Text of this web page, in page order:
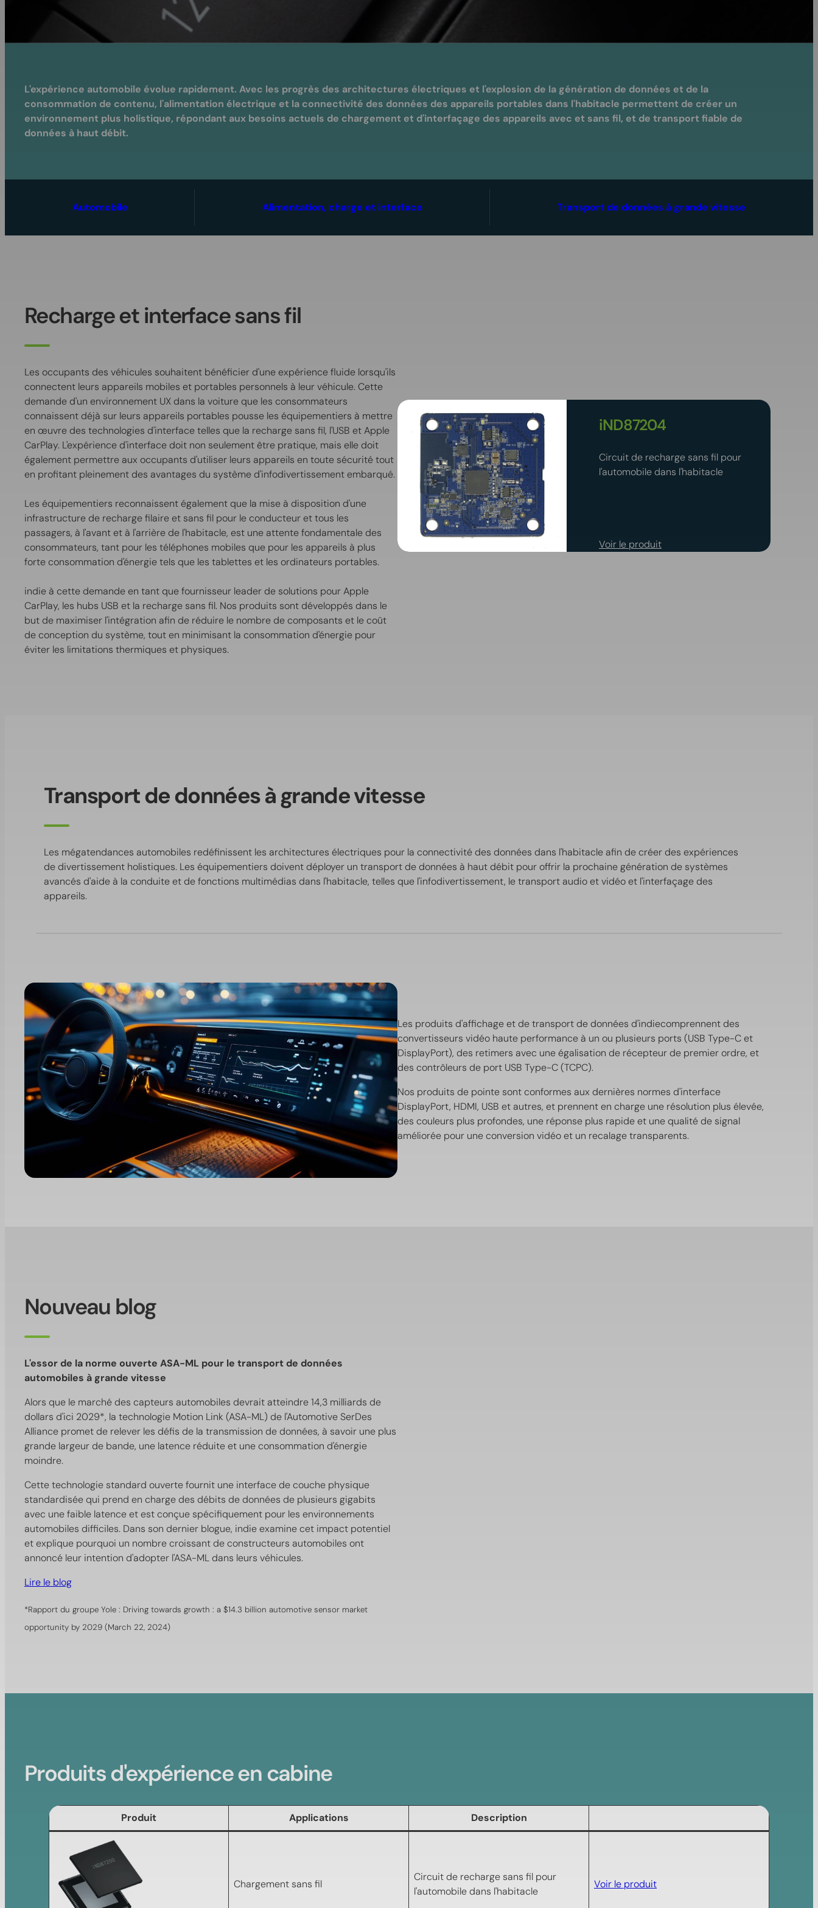
L'expérience automobile évolue rapidement. Avec les progrès des architectures électriques et l'explosion de la génération de données et de la
consommation de contenu, l'alimentation électrique et la connectivité des données des appareils portables dans l'habitacle permettent de créer un
environnement plus holistique, répondant aux besoins actuels de chargement et d'interfaçage des appareils avec et sans fil, et de transport fiable de
données à haut débit.
Automobile Alimentation, charge et interface Transport de données à grande vitesse
Recharge et interface sans fil
Les occupants des véhicules souhaitent bénéficier d'une expérience fluide lorsqu'ils
connectent leurs appareils mobiles et portables personnels à leur véhicule. Cette
demande d'un environnement UX dans la voiture que les consommateurs
connaissent déjà sur leurs appareils portables pousse les équipementiers à mettre
en œuvre des technologies d'interface telles que la recharge sans fil, l'USB et Apple
CarPlay. L'expérience d'interface doit non seulement être pratique, mais elle doit
également permettre aux occupants d'utiliser leurs appareils en toute sécurité tout
en profitant pleinement des avantages du système d'infodivertissement embarqué.
Les équipementiers reconnaissent également que la mise à disposition d'une
infrastructure de recharge filaire et sans fil pour le conducteur et tous les
passagers, à l'avant et à l'arrière de l'habitacle, est une attente fondamentale des
consommateurs, tant pour les téléphones mobiles que pour les appareils à plus
forte consommation d'énergie tels que les tablettes et les ordinateurs portables.
indie à cette demande en tant que fournisseur leader de solutions pour Apple
CarPlay, les hubs USB et la recharge sans fil. Nos produits sont développés dans le
but de maximiser l'intégration afin de réduire le nombre de composants et le coût
de conception du système, tout en minimisant la consommation d'énergie pour
éviter les limitations thermiques et physiques.
iND87204
Circuit de recharge sans fil pour
l'automobile dans l'habitacle
Voir le produit
Transport de données à grande vitesse
Les mégatendances automobiles redéfinissent les architectures électriques pour la connectivité des données dans l'habitacle afin de créer des expériences
de divertissement holistiques. Les équipementiers doivent déployer un transport de données à haut débit pour offrir la prochaine génération de systèmes
avancés d'aide à la conduite et de fonctions multimédias dans l'habitacle, telles que l'infodivertissement, le transport audio et vidéo et l'interfaçage des
appareils.
Les produits d'affichage et de transport de données d'indiecomprennent des
convertisseurs vidéo haute performance à un ou plusieurs ports (USB Type-C et
DisplayPort), des retimers avec une égalisation de récepteur de premier ordre, et
des contrôleurs de port USB Type-C (TCPC).
Nos produits de pointe sont conformes aux dernières normes d'interface
DisplayPort, HDMI, USB et autres, et prennent en charge une résolution plus élevée,
des couleurs plus profondes, une réponse plus rapide et une qualité de signal
améliorée pour une conversion vidéo et un recalage transparents.
Nouveau blog
L'essor de la norme ouverte ASA-ML pour le transport de données
automobiles à grande vitesse
Alors que le marché des capteurs automobiles devrait atteindre 14,3 milliards de
dollars d'ici 2029*, la technologie Motion Link (ASA-ML) de l'Automotive SerDes
Alliance promet de relever les défis de la transmission de données, à savoir une plus
grande largeur de bande, une latence réduite et une consommation d'énergie
moindre.
Cette technologie standard ouverte fournit une interface de couche physique
standardisée qui prend en charge des débits de données de plusieurs gigabits
avec une faible latence et est conçue spécifiquement pour les environnements
automobiles difficiles. Dans son dernier blogue, indie examine cet impact potentiel
et explique pourquoi un nombre croissant de constructeurs automobiles ont
annoncé leur intention d'adopter l'ASA-ML dans leurs véhicules.
Lire le blog
*Rapport du groupe Yole : Driving towards growth : a $14.3 billion automotive sensor market
opportunity by 2029 (March 22, 2024)
Produits d'expérience en cabine
Produit Applications Description
Chargement sans fil
Circuit de recharge sans fil pour
l'automobile dans l'habitacle
Voir le produit